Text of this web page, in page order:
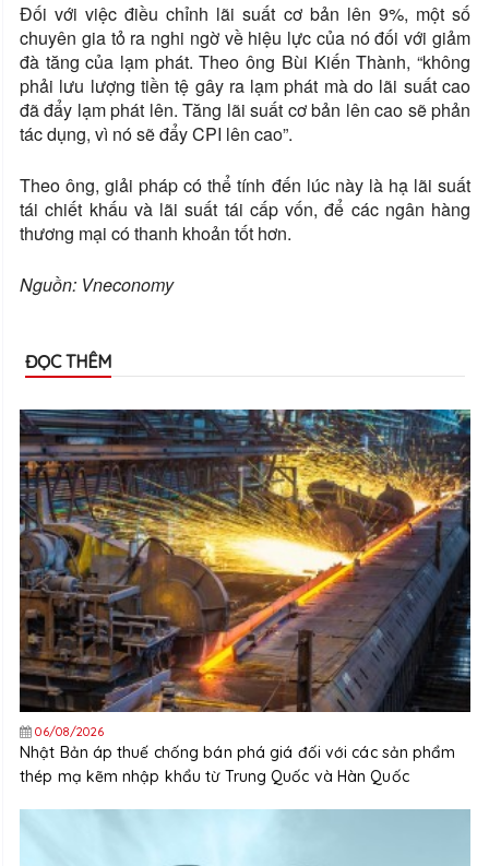
Đối với việc điều chỉnh lãi suất cơ bản lên 9%, một số
chuyên gia tỏ ra nghi ngờ về hiệu lực của nó đối với giảm
đà tăng của lạm phát. Theo ông Bùi Kiến Thành, “không
phải lưu lượng tiền tệ gây ra lạm phát mà do lãi suất cao
đã đẩy lạm phát lên. Tăng lãi suất cơ bản lên cao sẽ phản
tác dụng, vì nó sẽ đẩy CPI lên cao”.
Theo ông, giải pháp có thể tính đến lúc này là hạ lãi suất
tái chiết khấu và lãi suất tái cấp vốn, để các ngân hàng
thương mại có thanh khoản tốt hơn.
Nguồn: Vneconomy
ĐỌC THÊM
06/08/2026
Nhật Bản áp thuế chống bán phá giá đối với các sản phẩm
thép mạ kẽm nhập khẩu từ Trung Quốc và Hàn Quốc